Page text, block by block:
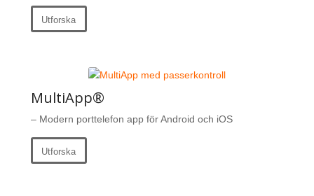
Utforska
MultiApp®
– Modern porttelefon app för Android och iOS
Utforska